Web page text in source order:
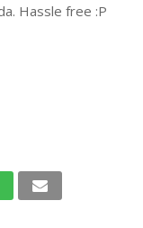
Hassle free :P